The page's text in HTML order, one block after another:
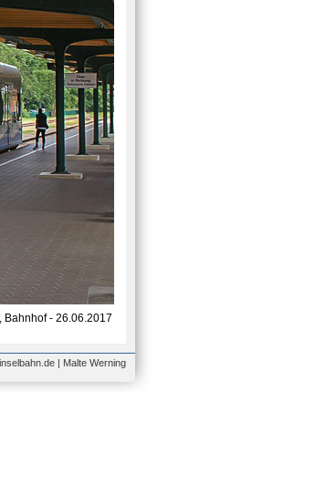
- 26.06.2017
| Malte Werning